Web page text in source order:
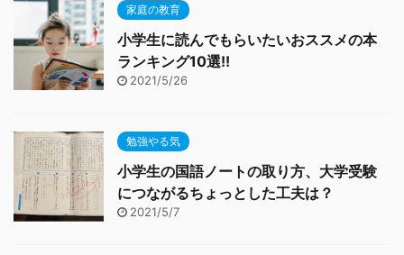
家庭の教育
小学生に読んでもらいたいおススメの本
ランキング10選!!
2021/5/26
勉強やる気
小学生の国語ノートの取り方、大学受験
につながるちょっとした工夫は？
2021/5/7